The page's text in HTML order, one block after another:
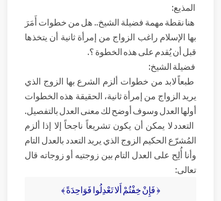
المذيع:
هنا نقطة مهمة فضيلة الشيخ.. هل من خطوات أَمَرَ
بها الإسلام راغب الزواج من إمرأة ثانية أن يتخذها
قبل أن يُقدم على هذه الخطوة ؟.
فضيلة الشيخ:
طبعاً لابد من خطوات ألزم الشرع بها الزوج الذي
يريد الزواج من إمرأة ثانية، الحقيقة هذه الخطوات
أولها العدل وسوف أوضح لك معنى العدل بالتفصيل.
التعدد لا يمكن أن يكون تشريعاً ناجحاً إلا إذا ألزم
المُشرّع الحكيم الزوج الذي يريد التعدد بالعدل التام
وأنا أُلِح على العدل التام بين زوجتيه أو زوجاته قال
تعالى:
﴿ فَإِنْ خِفْتُمْ أَلا تَعْدِلُوا فَوَاحِدَةً ﴾